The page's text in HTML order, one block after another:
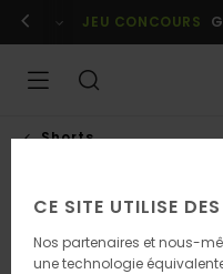
l'information
Se connecter /
JEU CONCOURS
Shorts
CE SITE UTILISE
Nos partenaires et nous-
une technologie